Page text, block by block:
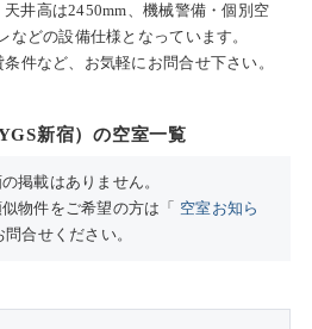
井高は2450mm、機械警備・個別空
などの設備仕様となっています。
件など、お気軽にお問合せ下さい。
新宿）の空室一覧
掲載はありません。
物件をご希望の方は「 空室お知ら
合せください。